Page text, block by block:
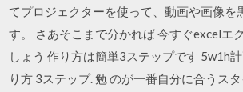
てプロジェクターを使って、動画や画像を
す。 さあそこまで分かれば 今すぐexcelエ
しょう 作り方は簡単3ステップです 5w1h
り方 3ステップ. 勉 のが一番自分に合うス